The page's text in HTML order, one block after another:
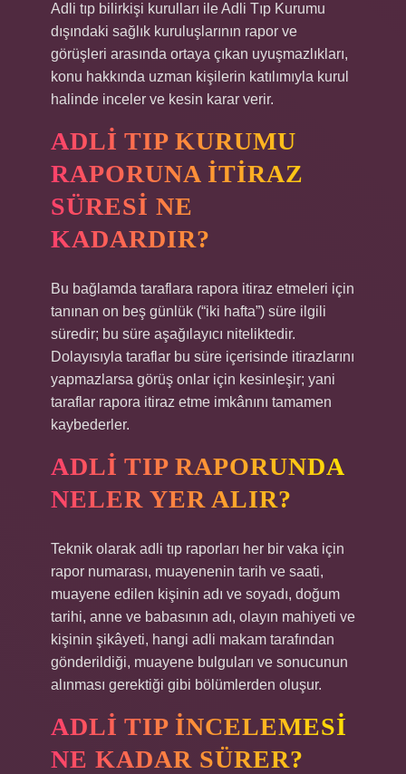
Adli tıp bilirkişi kurulları ile Adli Tıp Kurumu
dışındaki sağlık kuruluşlarının rapor ve
görüşleri arasında ortaya çıkan uyuşmazlıkları,
konu hakkında uzman kişilerin katılımıyla kurul
halinde inceler ve kesin karar verir.
ADLI TIP KURUMU
RAPORUNA ITIRAZ
SÜRESI NE
KADARDIR?
Bu bağlamda taraflara rapora itiraz etmeleri için
tanınan on beş günlük (“iki hafta”) süre ilgili
süredir; bu süre aşağılayıcı niteliktedir.
Dolayısıyla taraflar bu süre içerisinde itirazlarını
yapmazlarsa görüş onlar için kesinleşir; yani
taraflar rapora itiraz etme imkânını tamamen
kaybederler.
ADLI TIP RAPORUNDA
NELER YER ALIR?
Teknik olarak adli tıp raporları her bir vaka için
rapor numarası, muayenenin tarih ve saati,
muayene edilen kişinin adı ve soyadı, doğum
tarihi, anne ve babasının adı, olayın mahiyeti ve
kişinin şikâyeti, hangi adli makam tarafından
gönderildiği, muayene bulguları ve sonucunun
alınması gerektiği gibi bölümlerden oluşur.
ADLI TIP INCELEMESI
NE KADAR SÜRER?